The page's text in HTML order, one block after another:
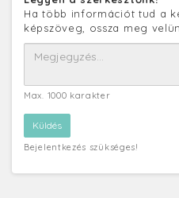
Ha több információt tud a
képszöveg, ossza meg
Max. 1000 karakter
Bejelentkezés szükséges!